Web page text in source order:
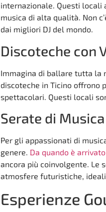
internazionale. Questi
musica di alta qualità. Non
dai migliori DJ del mondo.
Discoteche con
Immagina di ballare tutta la
discoteche in Ticino offrono
spettacolari. Questi locali
Serate di
Per gli appassionati di
genere. Da quando è
ancora più coinvolgente. Le
atmosfere futuristiche,
Esperienze